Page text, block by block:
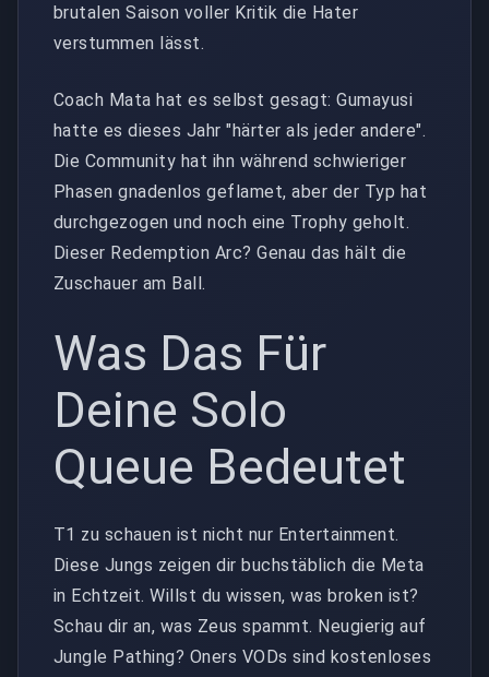
brutalen Saison voller Kritik die Hater
verstummen lässt.
Coach Mata hat es selbst gesagt: Gumayusi
hatte es dieses Jahr "härter als jeder andere".
Die Community hat ihn während schwieriger
Phasen gnadenlos geflamet, aber der Typ hat
durchgezogen und noch eine Trophy geholt.
Dieser Redemption Arc? Genau das hält die
Zuschauer am Ball.
Was Das Für
Deine Solo
Queue Bedeutet
T1 zu schauen ist nicht nur Entertainment.
Diese Jungs zeigen dir buchstäblich die Meta
in Echtzeit. Willst du wissen, was broken ist?
Schau dir an, was Zeus spammt. Neugierig auf
Jungle Pathing? Oners VODs sind kostenloses